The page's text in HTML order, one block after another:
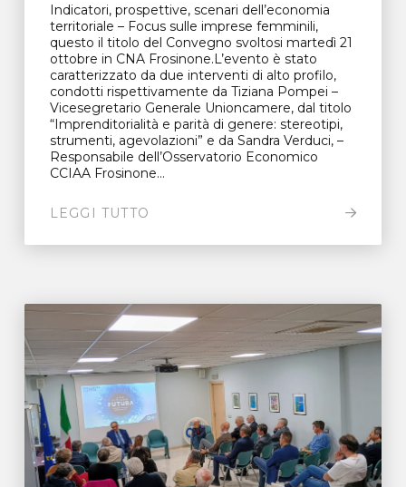
Indicatori, prospettive, scenari dell’economia
territoriale – Focus sulle imprese femminili,
questo il titolo del Convegno svoltosi martedì 21
ottobre in CNA Frosinone.L’evento è stato
caratterizzato da due interventi di alto profilo,
condotti rispettivamente da Tiziana Pompei –
Vicesegretario Generale Unioncamere, dal titolo
“Imprenditorialità e parità di genere: stereotipi,
strumenti, agevolazioni” e da Sandra Verduci, –
Responsabile dell’Osservatorio Economico
CCIAA Frosinone...
LEGGI TUTTO